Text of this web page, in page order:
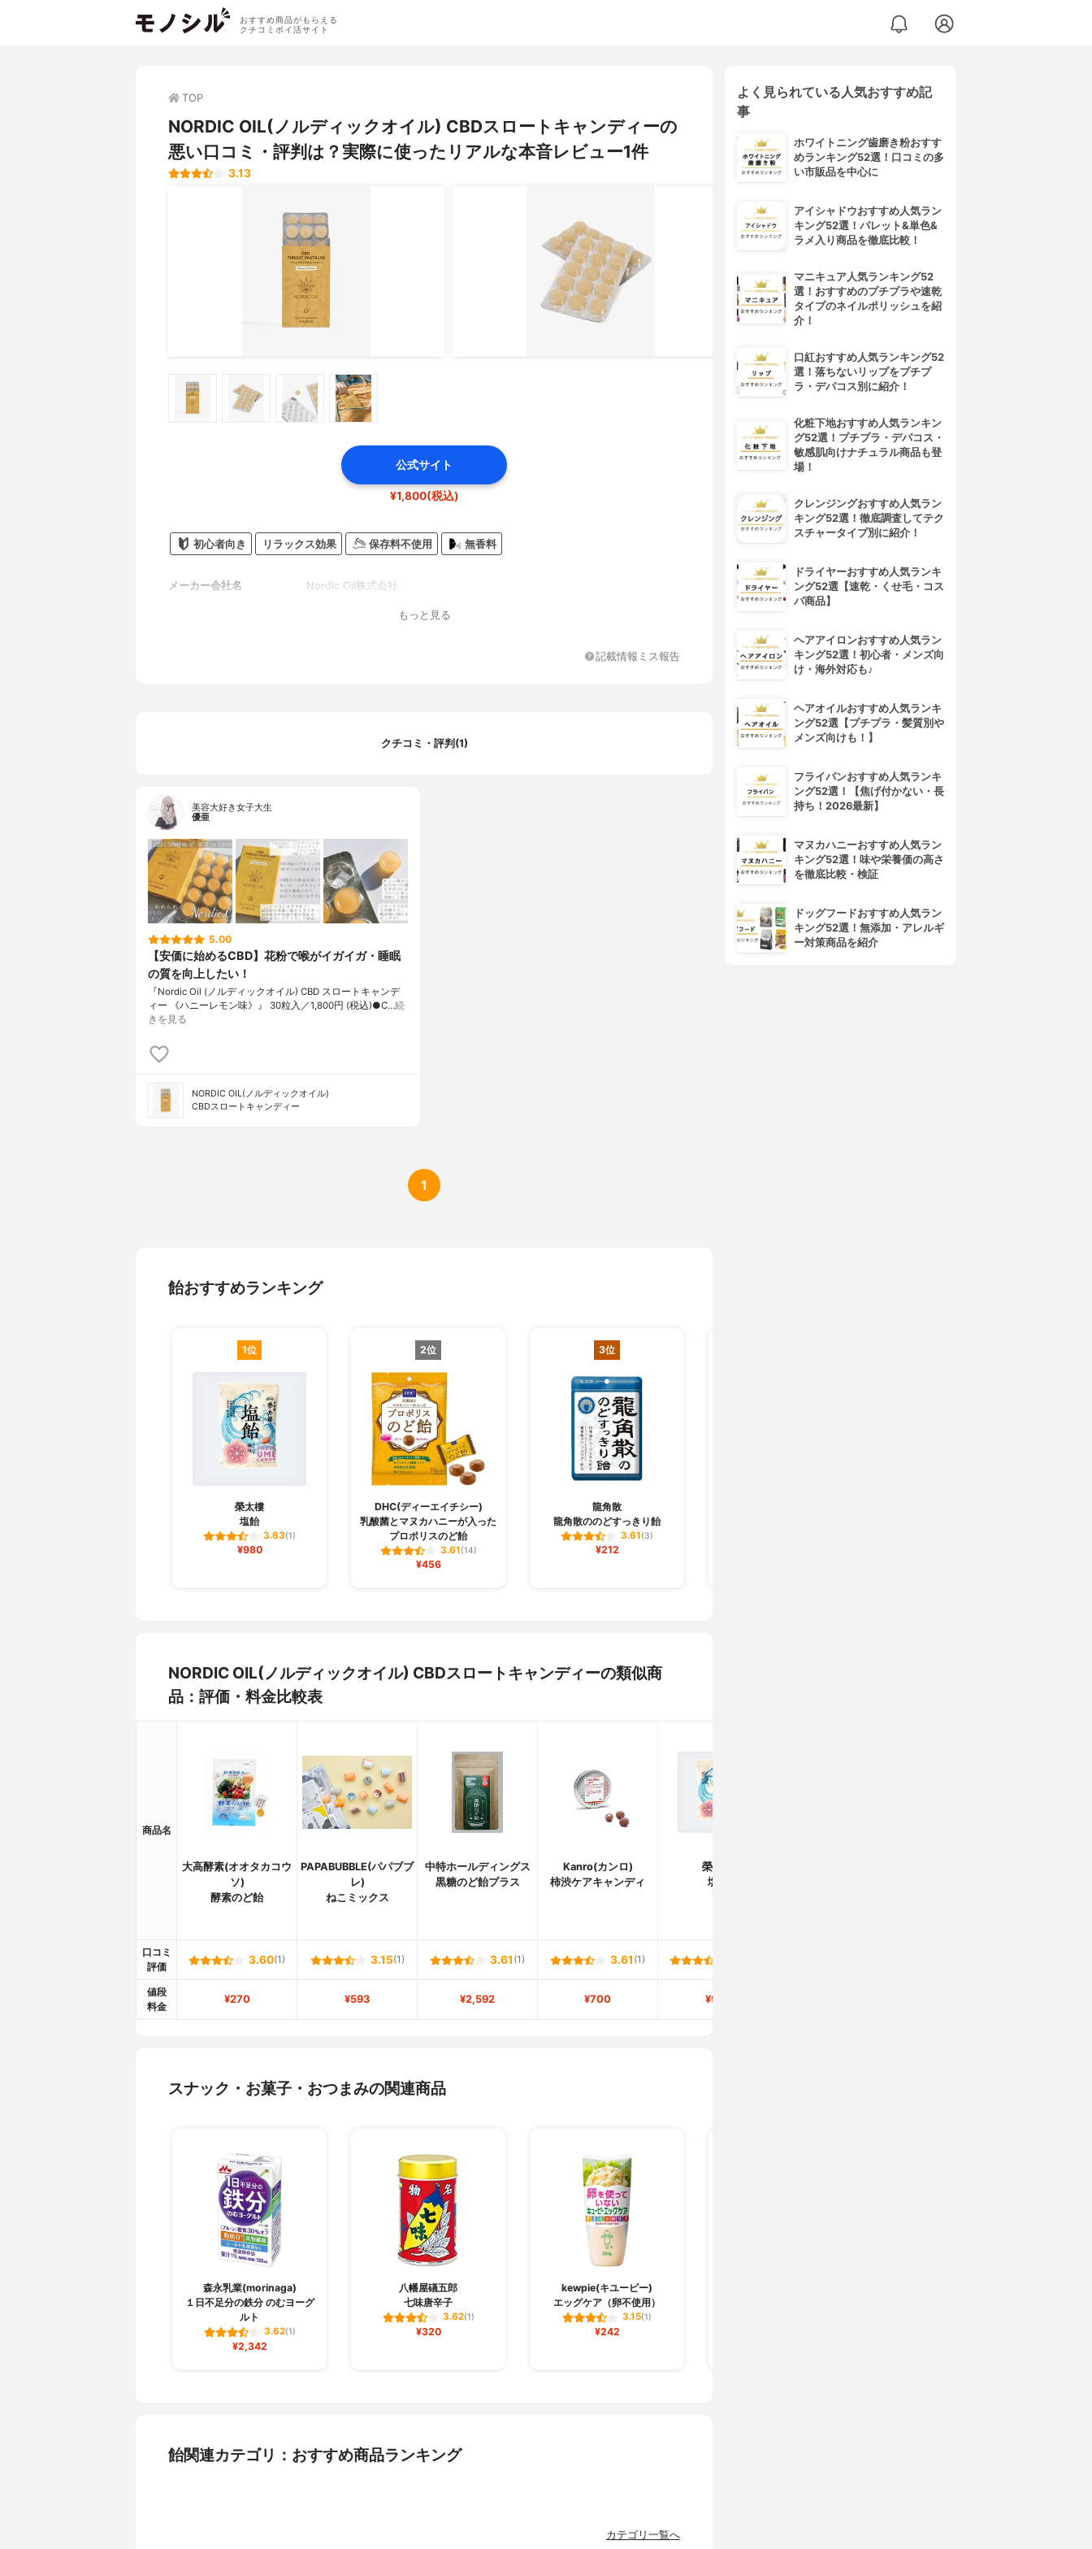
おすすめ商品がもらえる
クチコミポイ活サイト
TOP
NORDIC OIL(ノルディックオイル) CBDスロートキャンディーの
悪い口コミ・評判は？実際に使ったリアルな本音レビュー1件
3.13
公式サイト
¥1,800(税込)
初心者向き リラックス効果 保存料不使用 無香料
メーカー会社名 Nordic Oil株式会社
もっと見る
記載情報ミス報告
クチコミ・評判(1)
美容大好き女子大生
優亜
5.00
【安価に始めるCBD】花粉で喉がイガイガ・睡眠
の質を向上したい！
『Nordic Oil (ノルディックオイル) CBD スロートキャンデ
ィー 《ハニーレモン味》』 30粒入／1,800円 (税込)●C…続
きを見る
NORDIC OIL(ノルディックオイル)
CBDスロートキャンディー
1
飴おすすめランキング
1位
榮太樓
塩飴
3.63(1)
¥980
2位
DHC(ディーエイチシー)
乳酸菌とマヌカハニーが入った
プロポリスのど飴
3.61(14)
¥456
3位
龍角散
龍角散ののどすっきり飴
3.61(3)
¥212
NORDIC OIL(ノルディックオイル) CBDスロートキャンディーの類似商
品：評価・料金比較表
商品名
大高酵素(オオタカコウ
ソ)
酵素のど飴
PAPABUBBLE(パパブブ
レ)
ねこミックス
中特ホールディングス
黒糖のど飴プラス
Kanro(カンロ)
柿渋ケアキャンディ
榮太樓
塩飴
口コミ
評価
3.60(1) 3.15(1) 3.61 (1) 3.61 (1)
値段
料金
¥270 ¥593 ¥2,592 ¥700 ¥980
スナック・お菓子・おつまみの関連商品
森永乳業(morinaga)
１日不足分の鉄分 のむヨーグ
ルト
3.62(1)
¥2,342
八幡屋礒五郎
七味唐辛子
3.62(1)
¥320
kewpie(キユーピー)
エッグケア（卵不使用）
3.15(1)
¥242
飴関連カテゴリ：おすすめ商品ランキング
カテゴリ一覧へ
よく見られている人気おすすめ記
事
ホワイトニング歯磨き粉おすす
めランキング52選！口コミの多
い市販品を中心に
アイシャドウおすすめ人気ラン
キング52選！パレット&単色&
ラメ入り商品を徹底比較！
マニキュア人気ランキング52
選！おすすめのプチプラや速乾
タイプのネイルポリッシュを紹
介！
口紅おすすめ人気ランキング52
選！落ちないリップをプチプ
ラ・デパコス別に紹介！
化粧下地おすすめ人気ランキン
グ52選！プチプラ・デパコス・
敏感肌向けナチュラル商品も登
場！
クレンジングおすすめ人気ラン
キング52選！徹底調査してテク
スチャータイプ別に紹介！
ドライヤーおすすめ人気ランキ
ング52選【速乾・くせ毛・コス
パ商品】
ヘアアイロンおすすめ人気ラン
キング52選！初心者・メンズ向
け・海外対応も♪
ヘアオイルおすすめ人気ランキ
ング52選【プチプラ・髪質別や
メンズ向けも！】
フライパンおすすめ人気ランキ
ング52選！【焦げ付かない・長
持ち！2026最新】
マヌカハニーおすすめ人気ラン
キング52選！味や栄養価の高さ
を徹底比較・検証
ドッグフードおすすめ人気ラン
キング52選！無添加・アレルギ
ー対策商品を紹介